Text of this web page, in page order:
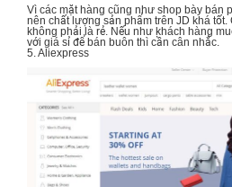
Vì các mặt hàng cũng như shop bày bán
nên chất lượng sản phẩm trên JD khá
không phải là rẻ. Nếu như khách hàng
với giá sỉ để bán buôn thì cần cân nhắc.
5. Aliexpress